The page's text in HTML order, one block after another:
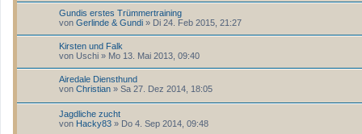
Gundis erstes Trümmertraining
von Gerlinde & Gundi » Di 24. Feb 2015, 21:27
Kirsten und Falk
von Uschi » Mo 13. Mai 2013, 09:40
Airedale Diensthund
von Christian » Sa 27. Dez 2014, 18:05
Jagdliche zucht
von Hacky83 » Do 4. Sep 2014, 09:48